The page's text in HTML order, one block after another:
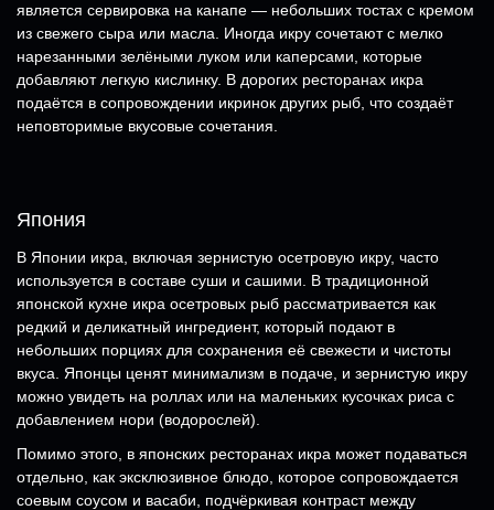
является сервировка на канапе — небольших тостах с кремом
из свежего сыра или масла. Иногда икру сочетают с мелко
нарезанными зелёными луком или каперсами, которые
добавляют легкую кислинку. В дорогих ресторанах икра
подаётся в сопровождении икринок других рыб, что создаёт
неповторимые вкусовые сочетания.
Япония
В Японии икра, включая зернистую осетровую икру, часто
используется в составе суши и сашими. В традиционной
японской кухне икра осетровых рыб рассматривается как
редкий и деликатный ингредиент, который подают в
небольших порциях для сохранения её свежести и чистоты
вкуса. Японцы ценят минимализм в подаче, и зернистую икру
можно увидеть на роллах или на маленьких кусочках риса с
добавлением нори (водорослей).
Помимо этого, в японских ресторанах икра может подаваться
отдельно, как эксклюзивное блюдо, которое сопровождается
соевым соусом и васаби, подчёркивая контраст между